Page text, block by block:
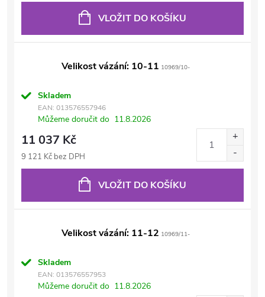
VLOŽIT DO KOŠÍKU
Velikost vázání: 10-11 10969/10-
Skladem
EAN: 013576557946
Můžeme doručit do 11.8.2026
11 037 Kč
9 121 Kč bez DPH
VLOŽIT DO KOŠÍKU
Velikost vázání: 11-12 10969/11-
Skladem
EAN: 013576557953
Můžeme doručit do 11.8.2026